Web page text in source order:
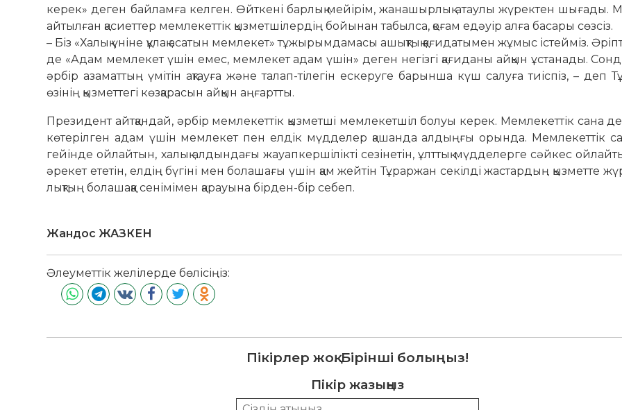
керек» деген байламға келген. Өйткені барлық мейірім, жанашырлық атаулы жүректен шығады.
айтылған қасиеттер мемлекеттік қыз­метшілердің бойынан табылса, қоғам едәуір алға басары сөзсіз.
– Біз «Халық үніне құлақ асатын мемлекет» тұжырымдамасы ашық­тық қағидатымен жұмыс істейміз.
де «Адам мемлекет үшін емес, мем­лекет адам үшін» де­ген негізгі қағиданы айқын ұста­нады.
әрбір азаматтың үмітін ақтауға және талап-ті­легін ескеруге ба­­рынша күш са­луға тиіспіз, – деп
өзінің қызметтегі көзқарасын айқын аңғартты.
Президент айтқандай, әрбір мем­лекеттік қызметші мемлекетшіл болуы керек. Мемлекеттік сана
көтерілген адам үшін мемлекет пен елдік мүдделер қашанда ал­дыңғы орында. Мемлекеттік
гейін­де ойлайтын, халық алдын­­дағы жа­­­­уап­­­кершілікті сезінетін, ұлт­тық мүд­­­­­­делерге сәйкес
әре­­­­кет ететін, елдің бүгіні мен бо­ла­шағы үшін қам жейтін Тұраржан се­кіл­ді жастардың қызметте
лықтың болашаққа сенімімен қа­ра­уына бірден-бір себеп.
Жандос ЖАЗКЕН
Әлеуметтік желілерде бөлісіңіз:
Пікірлер жоқ. Бірінші болыңыз!
Пікір жазыңыз